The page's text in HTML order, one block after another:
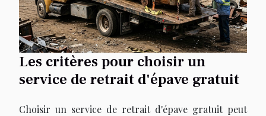
Les critères pour choisir un
service de retrait d'épave gratuit
Choisir un service de retrait d'épave gratuit peut